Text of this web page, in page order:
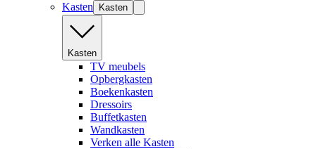
Kasten
Kasten
Kasten
TV meubels
Opbergkasten
Boekenkasten
Dressoirs
Buffetkasten
Wandkasten
Verken alle Kasten